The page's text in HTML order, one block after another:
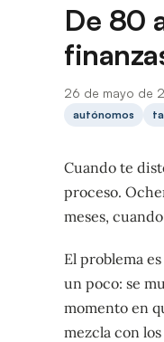
De 80
26 de mayo de
autónomos
Cuando te
proceso.
meses,
El problema
un poco: se
momento en
mezcla con